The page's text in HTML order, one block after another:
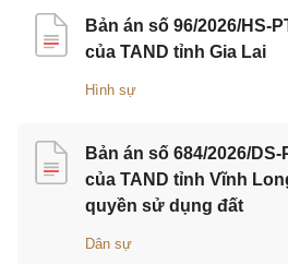
Bản án số 96/2026/HS-
của TAND tỉnh Gia Lai
Hình sự
Bản án số 684/2026/
của TAND tỉnh Vĩnh
quyền sử dụng đất
Dân sự